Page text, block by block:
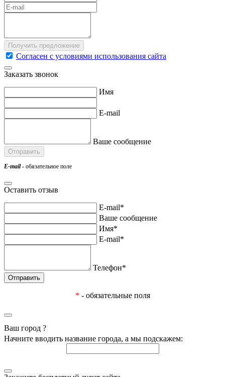
Согласен с условиями использования сайта
Заказать звонок
Имя
E-mail
Ваше сообщение
E-mail- обязательное поле
Оставить отзыв
E-mail*
Ваше сообщение
Имя*
E-mail*
Телефон*
* - обязательные поля
Ваш город ?
Начните вводить название города, а мы подскажем: